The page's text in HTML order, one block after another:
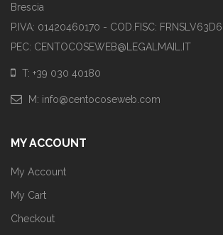
Brescia
P.IVA: 01420460170 - COD.FISC:
PEC: CENTOCOSEWEB@LEGALMAIL.IT
T: +39 030 40180
M: info@centocoseweb.com
MY ACCOUNT
My Account
My Cart
Checkout